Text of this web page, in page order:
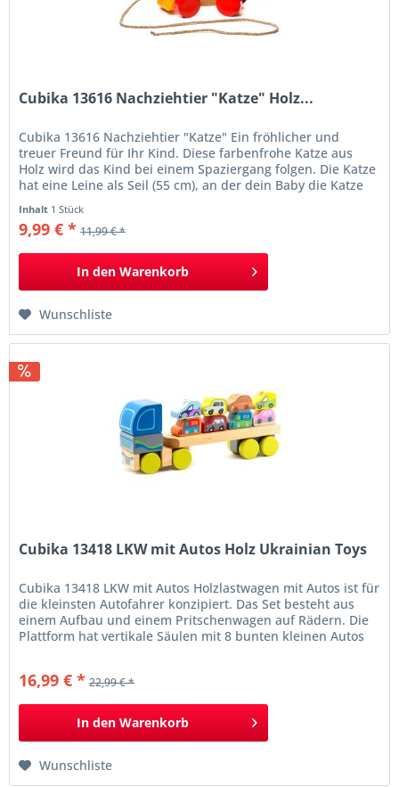
Cubika 13616 Nachziehtier "Katze" Holz...
Cubika 13616 Nachziehtier "Katze" Ein fröhlicher und
treuer Freund für Ihr Kind. Diese farbenfrohe Katze aus
Holz wird das Kind bei einem Spaziergang folgen. Die Katze
hat eine Leine als Seil (55 cm), an der dein Baby die Katze
Kind zur Entwicklung der motorischen Fähigkeiten.
Informationen farbenfrohe Katze...
Inhalt 1 Stück
9,99 € * 11,99 € *
In den Warenkorb
Wunschliste
Cubika 13418 LKW mit Autos Holz Ukrainian Toys
Cubika 13418 LKW mit Autos Holzlastwagen mit Autos ist für
die kleinsten Autofahrer konzipiert. Das Set besteht aus
einem Aufbau und einem Pritschenwagen auf Rädern. Die
Plattform hat vertikale Säulen mit 8 bunten kleinen Autos
12 Teile Maße (LxBxH): ca. 35 x 7 x 16,5...
16,99 € * 22,99 € *
In den Warenkorb
Wunschliste